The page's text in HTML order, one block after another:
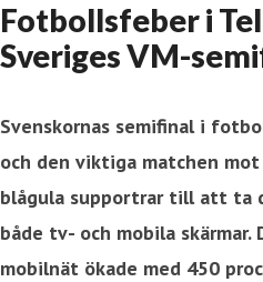
Fotbollsfeber i
Sveriges VM-
Svenskornas semifinal i
och den viktiga matchen
blågula supportrar till att ta
både tv- och mobila
mobilnät ökade med 450